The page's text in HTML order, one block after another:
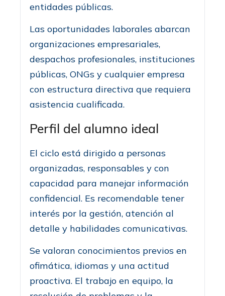
entidades públicas.
Las oportunidades laborales abarcan
organizaciones empresariales,
despachos profesionales, instituciones
públicas, ONGs y cualquier empresa
con estructura directiva que requiera
asistencia cualificada.
Perfil del alumno ideal
El ciclo está dirigido a personas
organizadas, responsables y con
capacidad para manejar información
confidencial. Es recomendable tener
interés por la gestión, atención al
detalle y habilidades comunicativas.
Se valoran conocimientos previos en
ofimática, idiomas y una actitud
proactiva. El trabajo en equipo, la